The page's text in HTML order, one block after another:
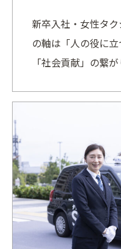
新卒入社・女性タ
の軸は「人の役に
「社会貢献」の繋が